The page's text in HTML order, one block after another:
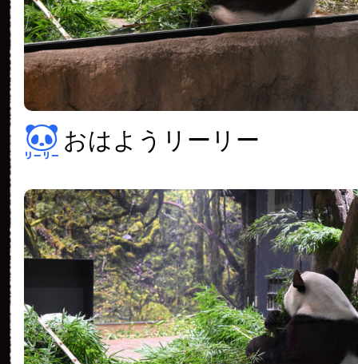
おはようリーリー